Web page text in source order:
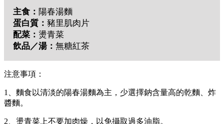
主食： 陽春湯麵
蛋白質： 豬里肌肉片
配菜： 燙青菜
飲品／湯： 無糖紅茶
注意事項：
1、麵食以清淡的陽春湯麵為主，少選擇鈉含量高的乾麵、炸
醬麵。
2、燙青菜上不要加肉燥，以免攝取過多油脂。